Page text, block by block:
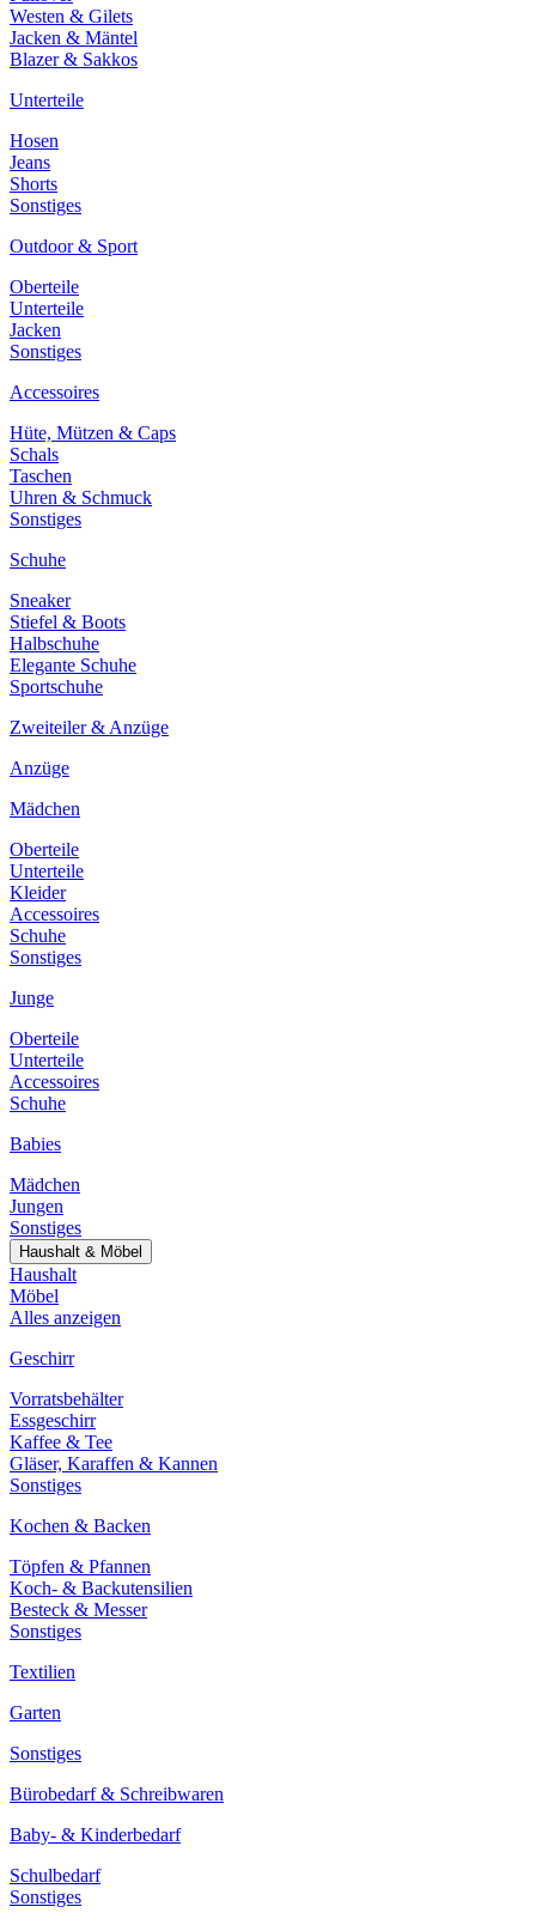
Westen & Gilets
Jacken & Mäntel
Blazer & Sakkos
Unterteile
Hosen
Jeans
Shorts
Sonstiges
Outdoor & Sport
Oberteile
Unterteile
Jacken
Sonstiges
Accessoires
Hüte, Mützen & Caps
Schals
Taschen
Uhren & Schmuck
Sonstiges
Schuhe
Sneaker
Stiefel & Boots
Halbschuhe
Elegante Schuhe
Sportschuhe
Zweiteiler & Anzüge
Anzüge
Mädchen
Oberteile
Unterteile
Kleider
Accessoires
Schuhe
Sonstiges
Junge
Oberteile
Unterteile
Accessoires
Schuhe
Babies
Mädchen
Jungen
Sonstiges
Haushalt & Möbel
Haushalt
Möbel
Alles anzeigen
Geschirr
Vorratsbehälter
Essgeschirr
Kaffee & Tee
Gläser, Karaffen & Kannen
Sonstiges
Kochen & Backen
Töpfen & Pfannen
Koch- & Backutensilien
Besteck & Messer
Sonstiges
Textilien
Garten
Sonstiges
Bürobedarf & Schreibwaren
Baby- & Kinderbedarf
Schulbedarf
Sonstiges